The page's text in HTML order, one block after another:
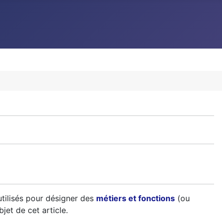
pour désigner des métiers et fonctions (ou
de cet article.